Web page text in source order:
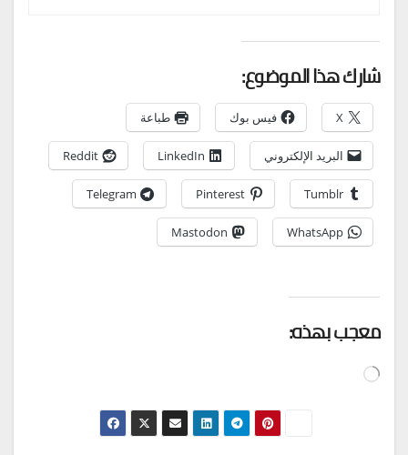
شارك هذا الموضوع:
X فيس بوك طباعة
البريد الإلكتروني LinkedIn
Reddit
Tumblr
Pinterest
Telegram
WhatsApp
Mastodon
معجب بهذه:
جاري